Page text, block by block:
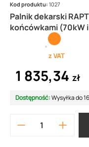
Palnik dekarski
końcówkami (70kW
Kod produktu: 1027
z VAT
1 835,34 zł
Dostępność:Wysyłka do